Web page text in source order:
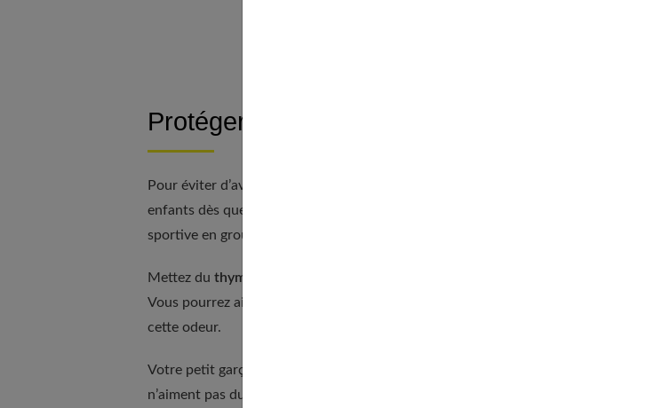
Protéger vos enfants de la contamination
Pour éviter d’avoir à vous débarrasser de ces petites bêtes, le plus simple est
enfants dès que vous savez qu’il existe un risque : colonie de vacances, rentrée des
sportive en groupe…, ne vous laissez pas envahir et prenez quelques précautions
Mettez du thym frais
Vous pourrez ainsi en mettre sur les cheveux de l’enfant en frottant légèrement.
cette odeur.
Votre petit garçon pourra mettre du
n’aiment pas du tout cette texture.